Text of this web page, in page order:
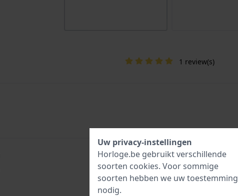
1 review(s)
Uw privacy-instellingen
Horloge.be gebruikt verschillende
soorten cookies. Voor sommige
soorten hebben we uw toestemming
nodig.